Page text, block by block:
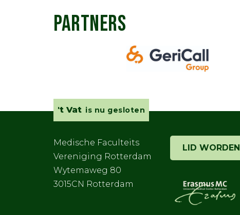
PARTNERS
't Vat is nu gesloten
Medische Faculteits
Vereniging Rotterdam
Wytemaweg 80
3015CN Rotterdam
LID WORDEN